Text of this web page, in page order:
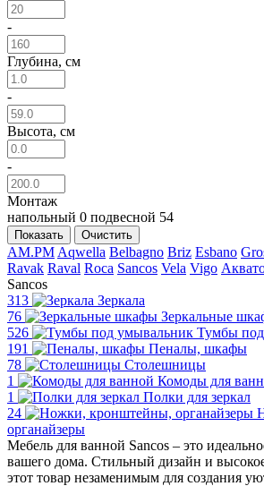
-
Глубина, см
-
Высота, см
-
Монтаж
напольный 0 подвесной 54
Показать Очистить
AM.PM Aqwella Belbagno Briz Esbano
Ravak Raval Roca Sancos Vela Vigo
Sancos
313
Зеркала
76
Зеркальные
526
Тумбы
191
Пеналы, шкафы
78
Столешницы
1
Комоды для
1
Полки для зеркал
24
органайзеры
Мебель для ванной Sancos – это
вашего дома. Стильный дизайн и
этот товар незаменимым для создания